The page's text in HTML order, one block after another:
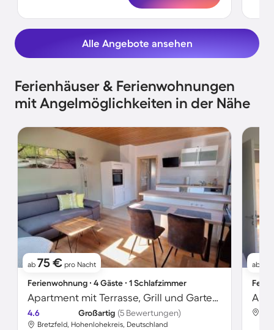
Alle Angebote ansehen
Ferienhäuser & Ferienwohnungen
mit Angelmöglichkeiten in der Nähe
ab 75 € pro Nacht
Ferienwohnung ∙ 4 Gäste ∙ 1 Schlafzimmer
Apartment mit Terrasse, Grill und Garten | Seeblick | Ideal für Homeoffice
4.6 Großartig (5 Bewertungen)
Bretzfeld, Hohenlohekreis, Deutschland
ab